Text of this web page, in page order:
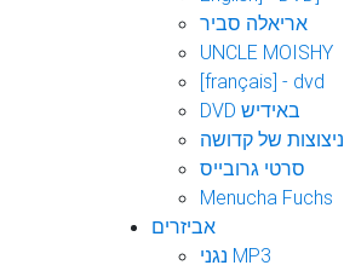
אריאלה סביר
UNCLE MOISHY
[français] - dvd
DVD באידיש
ניצוצות של קדושה
סרטי גרובייס
Menucha Fuchs
אביזרים
נגני MP3